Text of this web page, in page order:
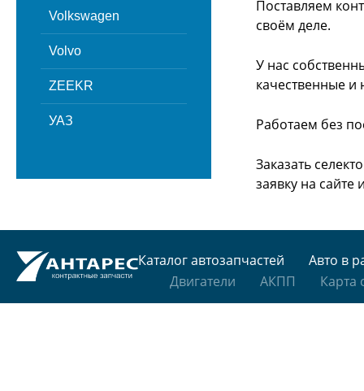
Volkswagen
Volvo
ZEEKR
УАЗ
Поставляем
своём деле.
У нас
качественные и
Работаем без
Заказать
заявку на сайте
Каталог автозапчастей
Авто в
Двигатели
АКПП Карта